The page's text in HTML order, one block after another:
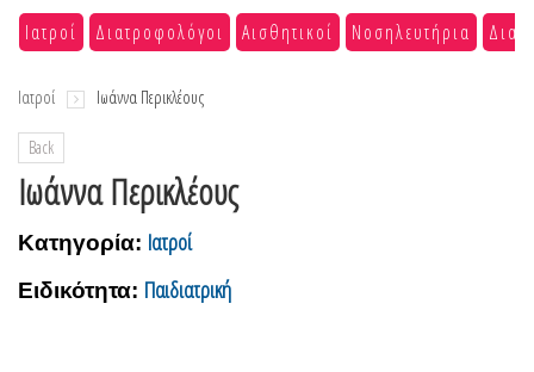
Ιατροί Διατροφολόγοι Αισθητικοί Νοσηλευτήρια
Ιατροί Ιωάννα Περικλέους
Back
Ιωάννα Περικλέους
Κατηγορία: Ιατροί
Ειδικότητα: Παιδιατρική